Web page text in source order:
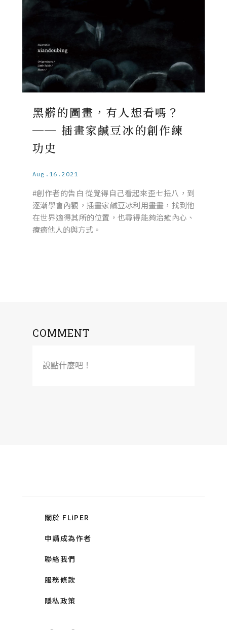
黑髒的圖畫，有人想看嗎？
── 插畫家鹹豆冰的創作練
功史
Aug.16.2021
#創作者的告白 從覺得自己看起來歪七扭八，到
逐漸學會內觀，插畫家鹹豆冰利用畫畫，找到他
在世界適得其所的位置，也尋得能夠治癒內心、
療癒他人的與方式。
COMMENT
說點什麼吧！
關於 FLiPER
申請成為作者
聯絡我們
服務條款
隱私政策